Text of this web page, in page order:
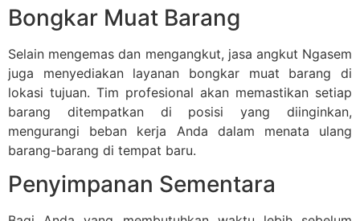
Bongkar Muat Barang
Selain mengemas dan mengangkut, jasa angkut Ngasem
juga menyediakan layanan bongkar muat barang di
lokasi tujuan. Tim profesional akan memastikan setiap
barang ditempatkan di posisi yang diinginkan,
mengurangi beban kerja Anda dalam menata ulang
barang-barang di tempat baru.
Penyimpanan Sementara